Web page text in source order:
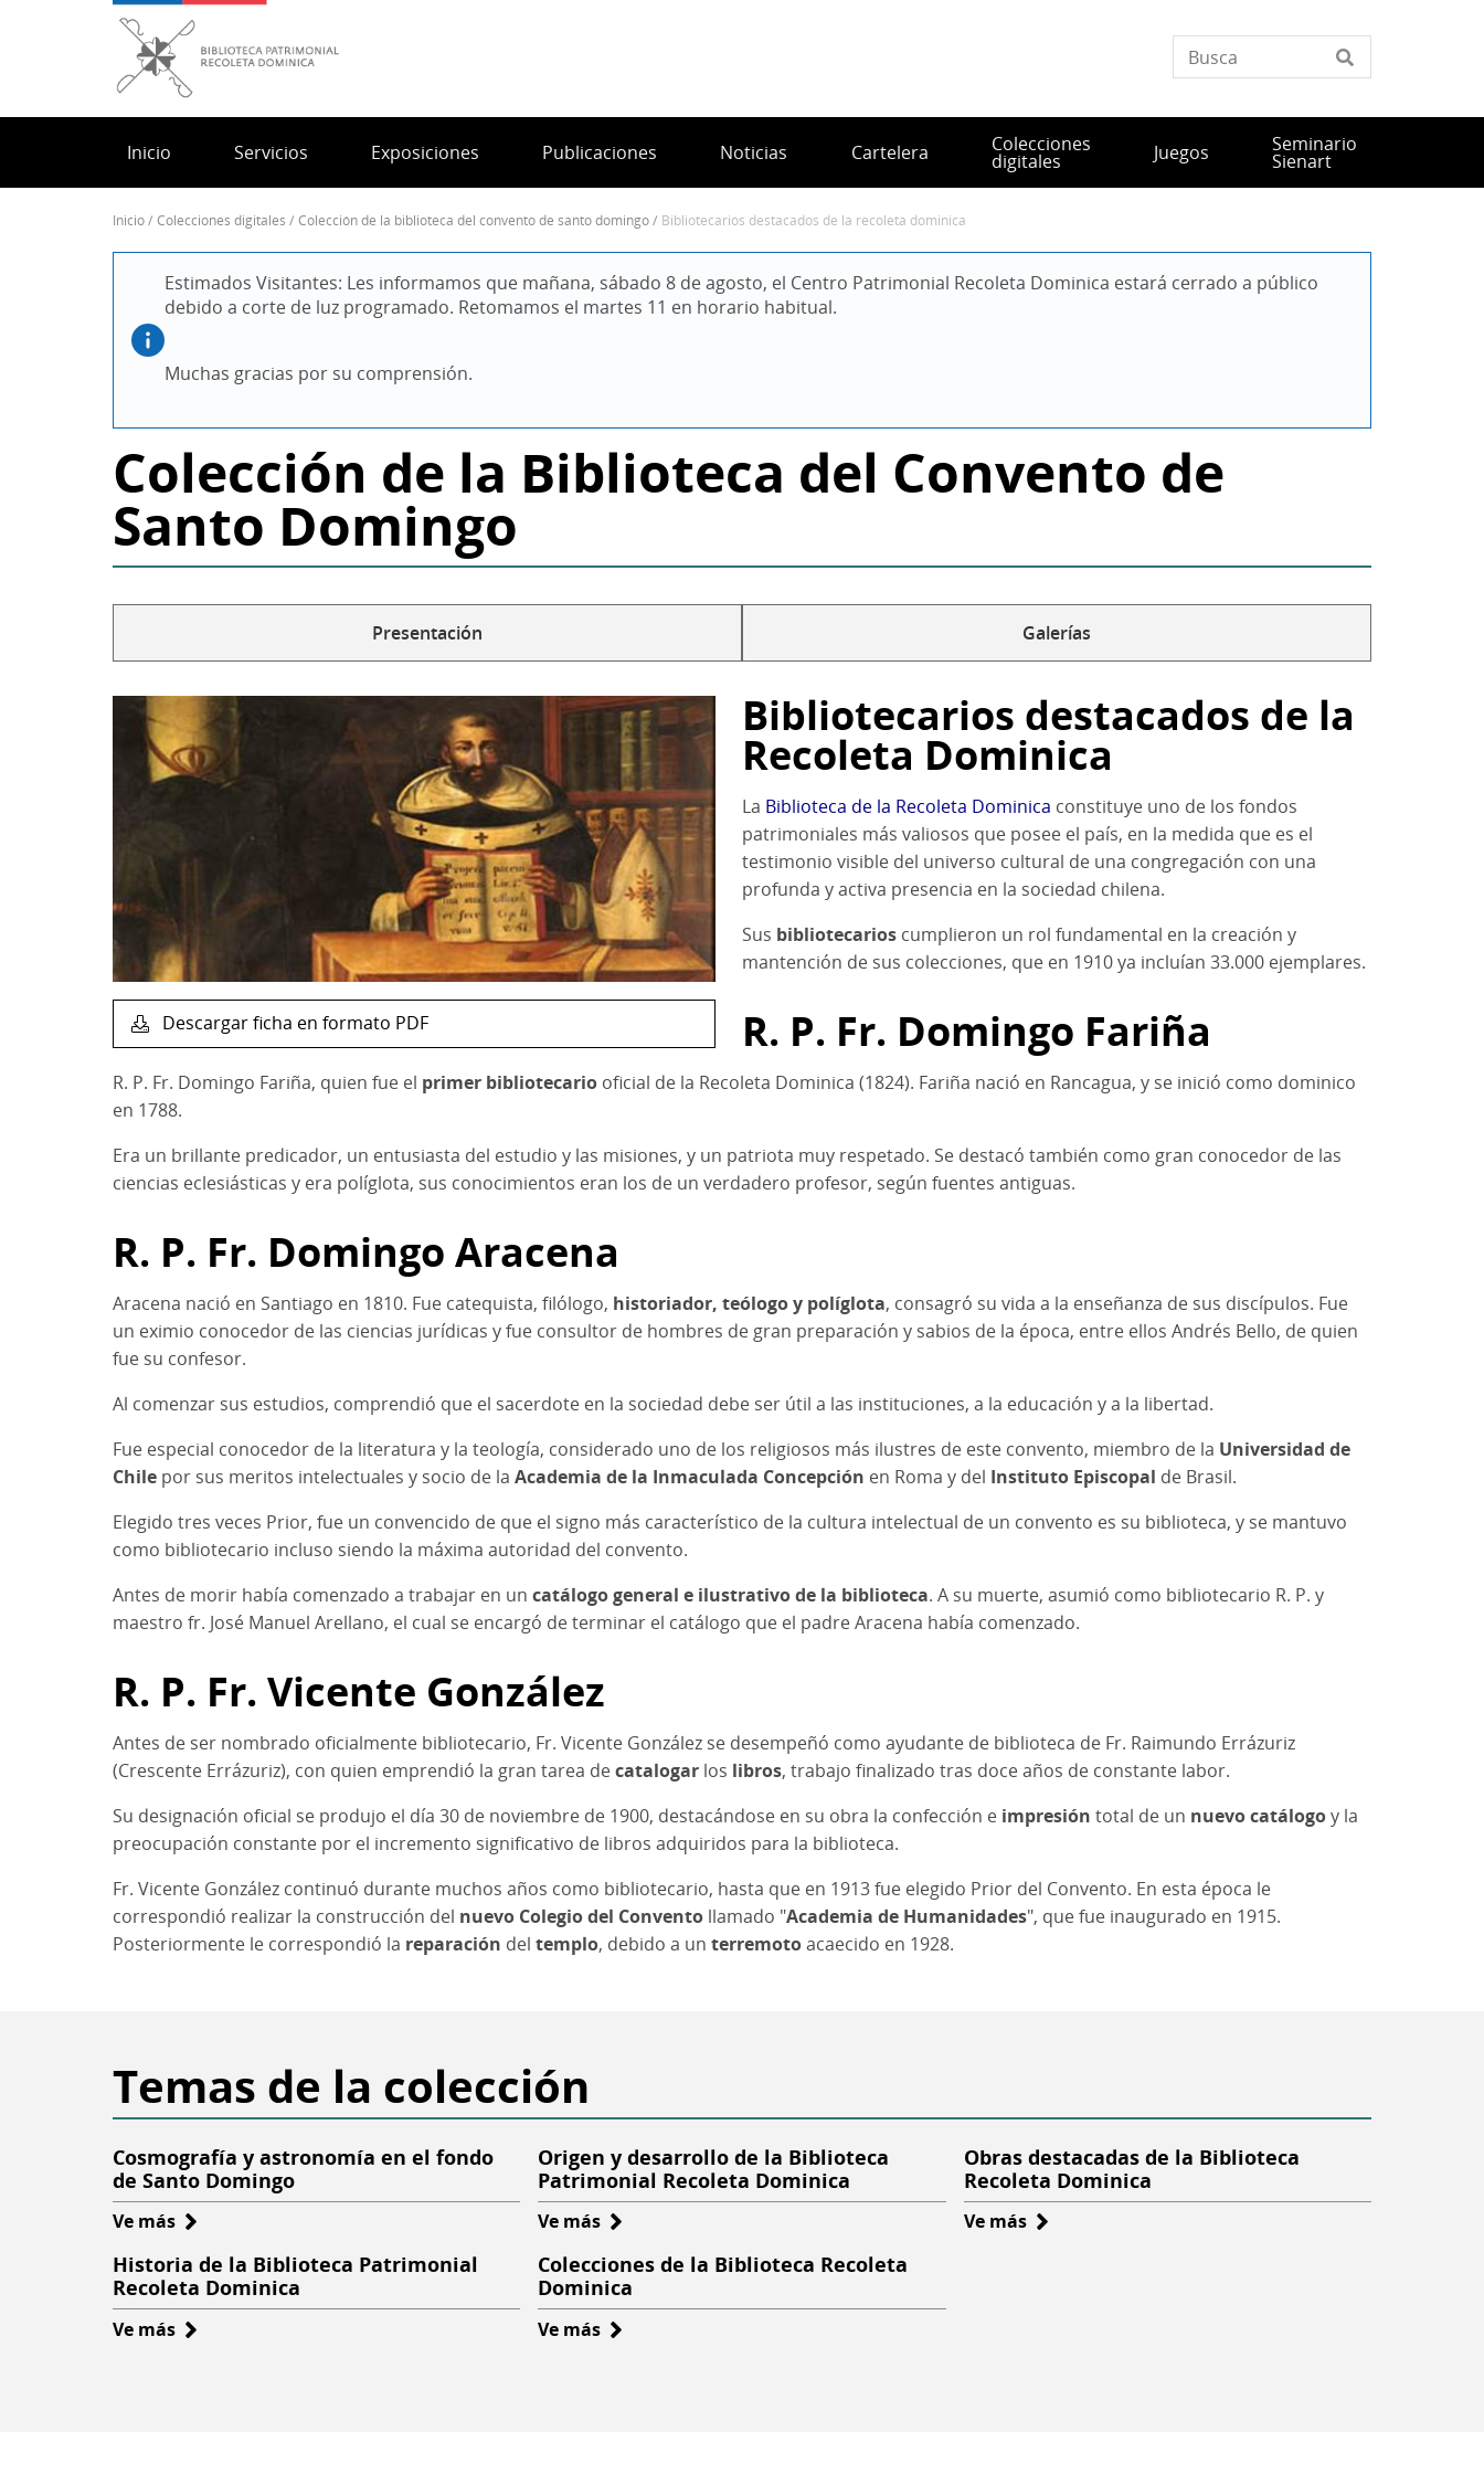
Inicio Servicios Exposiciones Publicaciones Noticias Cartelera Colecciones
digitales Juegos Seminario
Sienart
Sobrescribir
enlaces
ayuda
inicio colecciones digitales colección de la biblioteca del convento de santo domingo bibliotecarios destacados de la recoleta dominica
Estimados Visitantes: Les informamos que mañana, sábado 8 de agosto, el Centro Patrimonial Recoleta Dominica estará cerrado a público
debido a corte de luz programado. Retomamos el martes 11 en horario habitual.
Muchas gracias por su comprensión.
Colección de la Biblioteca del Convento de
Santo Domingo
Solapas
secundarias
Presentación Galerías
Descargar ficha en formato PDF
Bibliotecarios destacados de la
Recoleta Dominica
La Biblioteca de la Recoleta Dominica constituye uno de los fondos
patrimoniales más valiosos que posee el país, en la medida que es el
testimonio visible del universo cultural de una congregación con una
profunda y activa presencia en la sociedad chilena.
Sus bibliotecarios cumplieron un rol fundamental en la creación y
mantención de sus colecciones, que en 1910 ya incluían 33.000 ejemplares.
R. P. Fr. Domingo Fariña
R. P. Fr. Domingo Fariña, quien fue el primer bibliotecario oficial de la Recoleta Dominica (1824). Fariña nació en Rancagua, y se inició como dominico
en 1788.
Era un brillante predicador, un entusiasta del estudio y las misiones, y un patriota muy respetado. Se destacó también como gran conocedor de las
ciencias eclesiásticas y era políglota, sus conocimientos eran los de un verdadero profesor, según fuentes antiguas.
R. P. Fr. Domingo Aracena
Aracena nació en Santiago en 1810. Fue catequista, filólogo, historiador, teólogo y políglota, consagró su vida a la enseñanza de sus discípulos. Fue
un eximio conocedor de las ciencias jurídicas y fue consultor de hombres de gran preparación y sabios de la época, entre ellos Andrés Bello, de quien
fue su confesor.
Al comenzar sus estudios, comprendió que el sacerdote en la sociedad debe ser útil a las instituciones, a la educación y a la libertad.
Fue especial conocedor de la literatura y la teología, considerado uno de los religiosos más ilustres de este convento, miembro de la Universidad de
Chile por sus meritos intelectuales y socio de la Academia de la Inmaculada Concepción en Roma y del Instituto Episcopal de Brasil.
Elegido tres veces Prior, fue un convencido de que el signo más característico de la cultura intelectual de un convento es su biblioteca, y se mantuvo
como bibliotecario incluso siendo la máxima autoridad del convento.
Antes de morir había comenzado a trabajar en un catálogo general e ilustrativo de la biblioteca. A su muerte, asumió como bibliotecario R. P. y
maestro fr. José Manuel Arellano, el cual se encargó de terminar el catálogo que el padre Aracena había comenzado.
R. P. Fr. Vicente González
Antes de ser nombrado oficialmente bibliotecario, Fr. Vicente González se desempeñó como ayudante de biblioteca de Fr. Raimundo Errázuriz
(Crescente Errázuriz), con quien emprendió la gran tarea decatalogar los libros, trabajo finalizado tras doce años de constante labor.
Su designación oficial se produjo el día 30 de noviembre de 1900, destacándose en su obra la confección e impresión total de un nuevo catálogoy la
preocupación constante por el incremento significativo de libros adquiridos para la biblioteca.
Fr. Vicente González continuó durante muchos años como bibliotecario, hasta que en 1913 fue elegido Prior del Convento. En esta época le
correspondió realizar la construcción del nuevo Colegio del Convento llamado "Academia de Humanidades", que fue inaugurado en 1915.
Posteriormente le correspondió la reparación del templo, debido a un terremotoacaecido en 1928.
Temas de la colección
Cosmografía y astronomía en el fondo
de Santo Domingo
Ve más sobre
y
astronomía
en
Origen y desarrollo de la Biblioteca
Patrimonial Recoleta Dominica
Ve más sobre
y
desarrollo
de
Obras destacadas de la Biblioteca
Recoleta Dominica
Ve mássobre
Historia de la Biblioteca Patrimonial
Recoleta Dominica
Ve más sobre
Colecciones de la Biblioteca Recoleta
Dominica
Ve más sobre